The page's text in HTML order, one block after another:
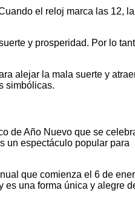
el reloj marca las 12,
y prosperidad. Por lo
alejar la mala suerte y
simbólicas.
de Año Nuevo que se
un espectáculo popular para
que comienza el 6 de
es una forma única y alegre